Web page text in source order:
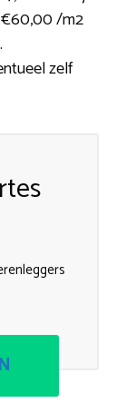
€60,00 /m2
zelf